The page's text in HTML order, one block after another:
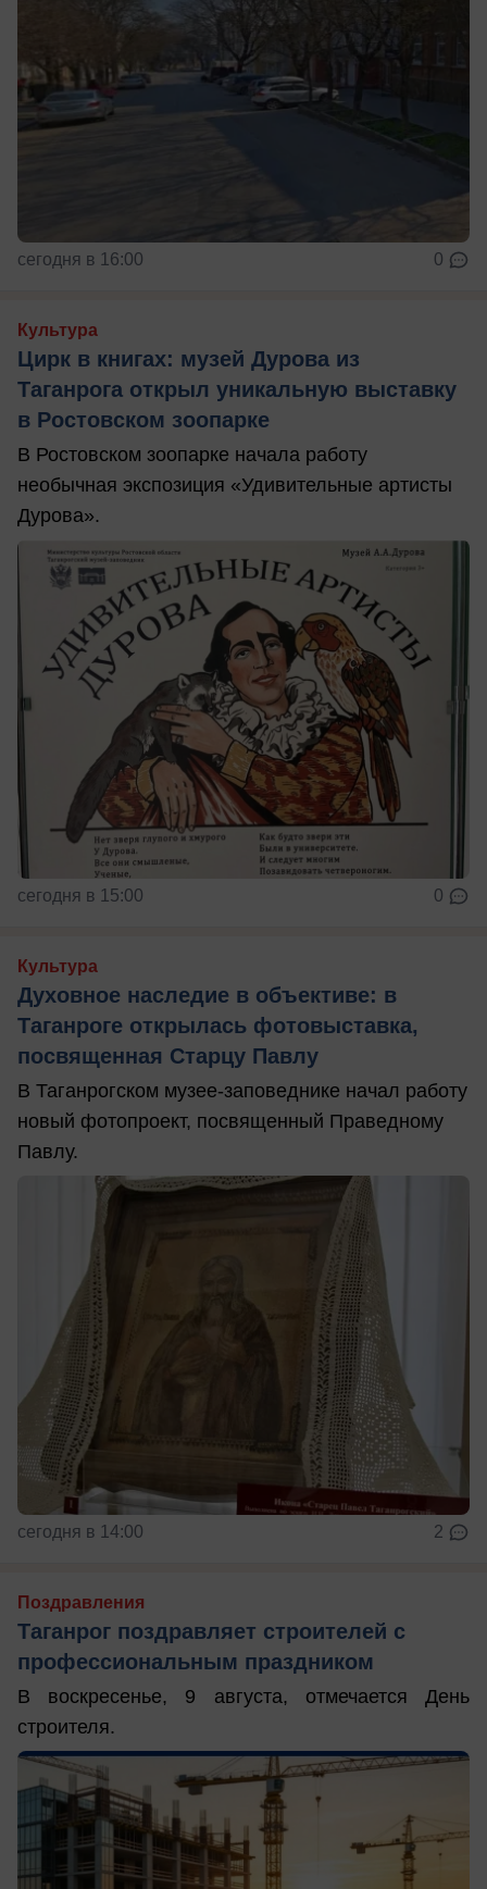
сегодня в 16:00 0
Культура
Цирк в книгах: музей Дурова из
Таганрога открыл уникальную выставку
в Ростовском зоопарке
В Ростовском зоопарке начала работу
необычная экспозиция «Удивительные артисты
Дурова».
сегодня в 15:00 0
Культура
Духовное наследие в объективе: в
Таганроге открылась фотовыставка,
посвященная Старцу Павлу
В Таганрогском музее-заповеднике начал работу
новый фотопроект, посвященный Праведному
Павлу.
сегодня в 14:00 2
Поздравления
Таганрог поздравляет строителей с
профессиональным праздником
В воскресенье, 9 августа, отмечается День
строителя.